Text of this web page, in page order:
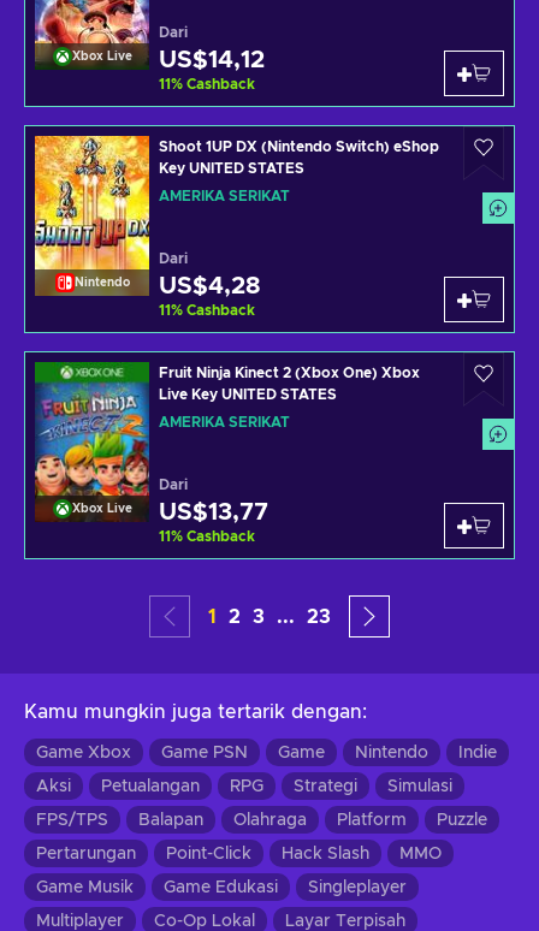
Xbox Live
Dari
US$14,12
11% Cashback
Nintendo
Shoot 1UP DX (Nintendo Switch) eShop
Key UNITED STATES
AMERIKA SERIKAT
Dari
US$4,28
11% Cashback
Xbox Live
Fruit Ninja Kinect 2 (Xbox One) Xbox
Live Key UNITED STATES
AMERIKA SERIKAT
Dari
US$13,77
11% Cashback
1 2 3 ... 23
Kamu mungkin juga tertarik dengan:
Game Xbox Game PSN Game Nintendo
Indie
Aksi
Petualangan RPG Strategi
Simulasi
FPS/TPS
Balapan Olahraga Platform
Puzzle
Pertarungan
Point-Click Hack Slash
MMO
Game Musik
Game Edukasi
Singleplayer
Multiplayer
Co-Op Lokal
Layar Terpisah